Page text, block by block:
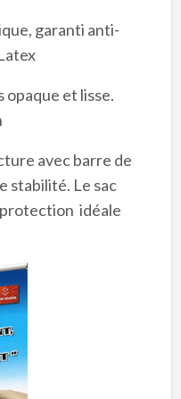
garanti anti-
et lisse.
avec barre de
stabilité. Le sac
idéale